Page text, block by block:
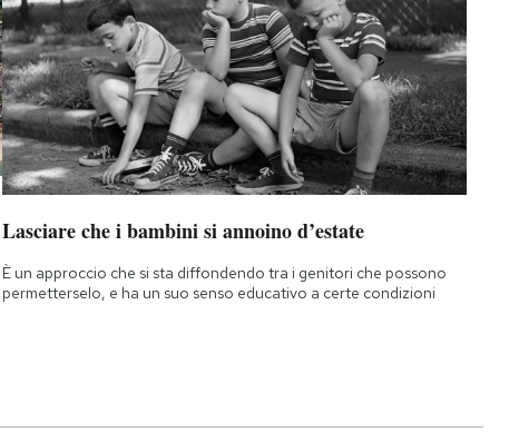
Lasciare che i bambini si annoino d’estate
È un approccio che si sta diffondendo tra i genitori che possono
permetterselo, e ha un suo senso educativo a certe condizioni